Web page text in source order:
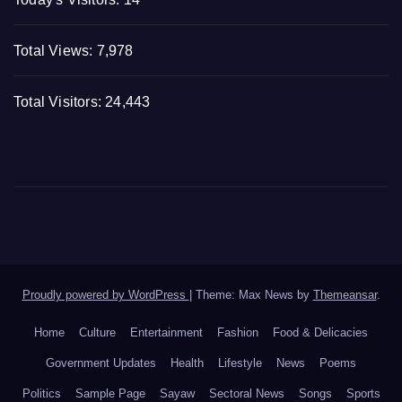
Total Views: 7,978
Total Visitors: 24,443
Proudly powered by WordPress Theme: Max News by Themeansar.
Home Culture Entertainment Fashion Food & Delicacies
Government Updates Health Lifestyle News Poems
Politics Sample Page Sayaw Sectoral News Songs Sports